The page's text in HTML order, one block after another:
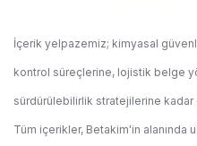
İçerik yelpazemiz; kimyasal
kontrol süreçlerine, lojistik belge
sürdürülebilirlik stratejilerine
Tüm içerikler, Betakim'in alanında